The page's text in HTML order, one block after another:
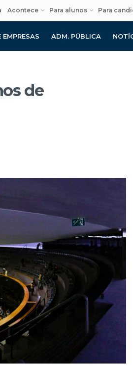
Acontece Para alunos Para
ADM. PÚBLICA
de